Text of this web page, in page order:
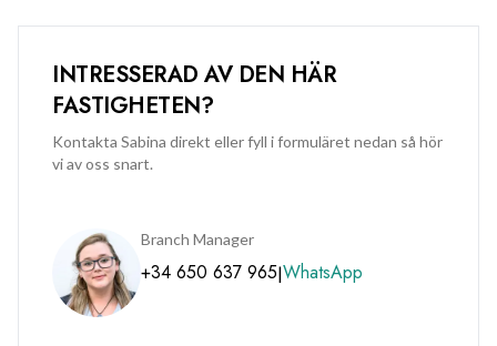
INTRESSERAD AV DEN HÄR
FASTIGHETEN?
Kontakta Sabina direkt eller fyll i formuläret nedan så hör
vi av oss snart.
Branch Manager
+34 650 637 965|WhatsApp